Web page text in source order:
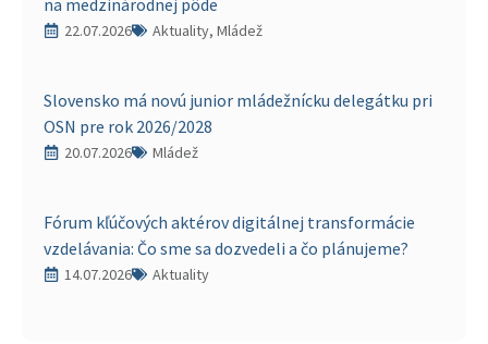
na medzinárodnej pôde
22.07.2026 Aktuality, Mládež
Slovensko má novú junior mládežnícku delegátku pri
OSN pre rok 2026/2028
20.07.2026 Mládež
Fórum kľúčových aktérov digitálnej transformácie
vzdelávania: Čo sme sa dozvedeli a čo plánujeme?
14.07.2026 Aktuality